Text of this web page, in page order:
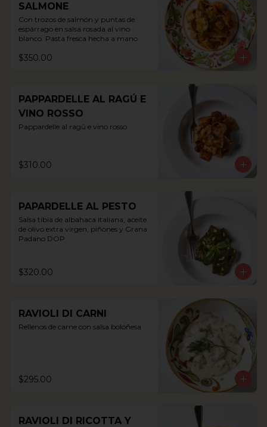
SALMONE
Con trozos de salmón y puntas de
espárrago en salsa rosada al vino
blanco. Pasta fresca hecha a mano.
$350.00
PAPPARDELLE AL RAGÚ E
VINO ROSSO
Pappardelle al ragú e vino rosso
$310.00
PAPARDELLE AL PESTO
Salsa tibia de albahaca italiana, aceite
de olivo extra virgen, piñones y Grana
Padano DOP
$320.00
RAVIOLI DI CARNI
Rellenos de carne con salsa boloñesa
$295.00
RAVIOLI DI RICOTTA Y